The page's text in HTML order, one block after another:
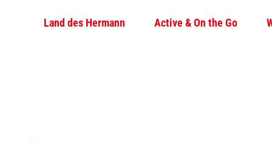
Land des Hermann Active & On the Go